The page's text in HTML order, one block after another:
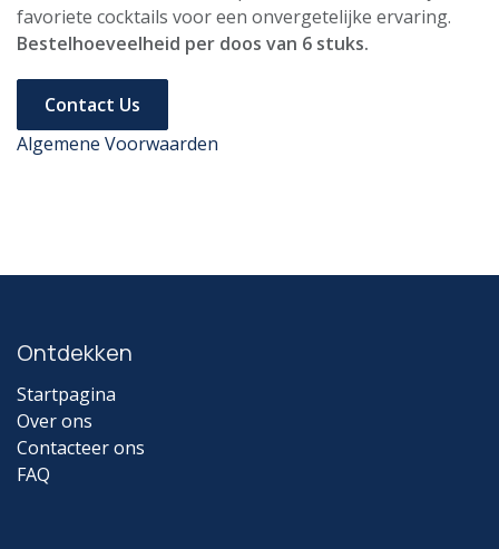
favoriete cocktails voor een onvergetelijke ervaring.
Bestelhoeveelheid per doos van 6 stuks.
Contact Us
Algemene Voorwaarden
Ontdekken
Startpagina
Over ons
Contacteer ons
FAQ